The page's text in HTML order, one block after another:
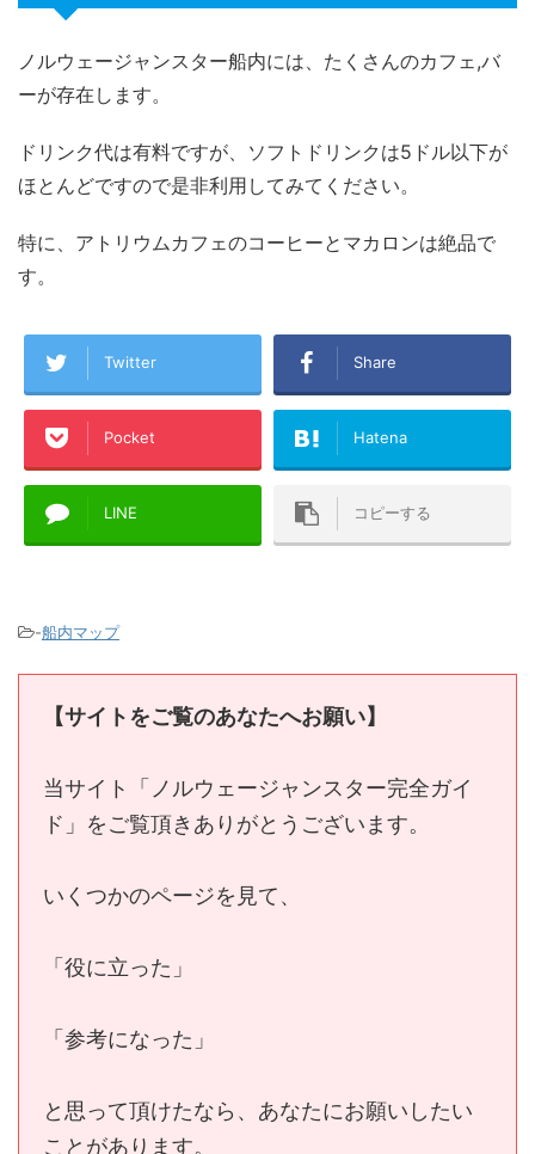
ノルウェージャンスター船内には、たくさんのカフェ,バ
ーが存在します。
ドリンク代は有料ですが、ソフトドリンクは5ドル以下が
ほとんどですので是非利用してみてください。
特に、アトリウムカフェのコーヒーとマカロンは絶品で
す。
Twitter Share
Pocket Hatena
LINE コピーする
-船内マップ
【サイトをご覧のあなたへお願い】
当サイト「ノルウェージャンスター完全ガイ
ド」をご覧頂きありがとうございます。
いくつかのページを見て、
「役に立った」
「参考になった」
と思って頂けたなら、あなたにお願いしたい
ことがあります。